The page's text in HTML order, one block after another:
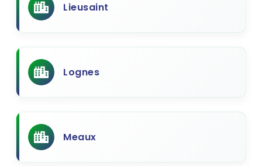
Lieusaint
Lognes
Meaux